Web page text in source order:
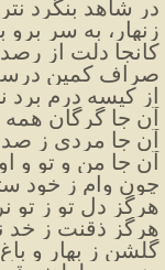
در شاهد بنگرد
زنهار، به سر برو
کانجا دلت از
صراف کمین
از کیسه درم برد
آن جا گرگان همه
آن جا مردی ز
آن جا من و تو و
چون وام ز خود
هرگز دل تو ز تو
هرگز ذقنت ز خد
گلشن ز بهار و